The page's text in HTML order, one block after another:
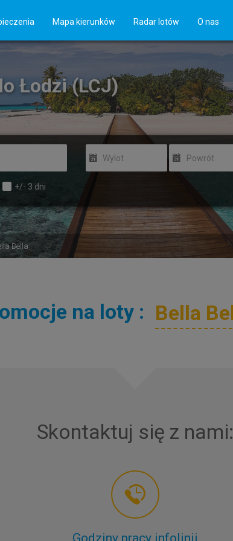
Mapa kierunków Radar lotów O nas
Łodzi (LCJ)
Wylot Powrót
+/- 3 dni
Bella
na loty :
Skontaktuj się z nami: